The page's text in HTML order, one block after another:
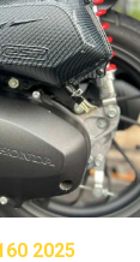
2025